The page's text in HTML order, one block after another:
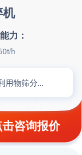
力：
h
用物筛分...
击咨询报价